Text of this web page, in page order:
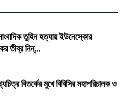
তুহিন হত্যায় ইউনেস্কোর
তীব্র নিন্...
বিতর্কের মুখে বিবিসির মহাপরিচালক ও